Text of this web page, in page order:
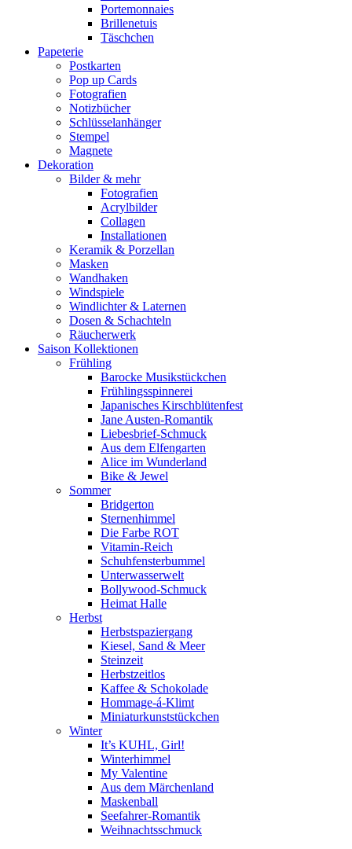
Portemonnaies
Brillenetuis
Täschchen
Papeterie
Postkarten
Pop up Cards
Fotografien
Notizbücher
Schlüsselanhänger
Stempel
Magnete
Dekoration
Bilder & mehr
Fotografien
Acrylbilder
Collagen
Installationen
Keramik & Porzellan
Masken
Wandhaken
Windspiele
Windlichter & Laternen
Dosen & Schachteln
Räucherwerk
Saison Kollektionen
Frühling
Barocke Musikstückchen
Frühlingsspinnerei
Japanisches Kirschblütenfest
Jane Austen-Romantik
Liebesbrief-Schmuck
Aus dem Elfengarten
Alice im Wunderland
Bike & Jewel
Sommer
Bridgerton
Sternenhimmel
Die Farbe ROT
Vitamin-Reich
Schuhfensterbummel
Unterwasserwelt
Bollywood-Schmuck
Heimat Halle
Herbst
Herbstspaziergang
Kiesel, Sand & Meer
Steinzeit
Herbstzeitlos
Kaffee & Schokolade
Hommage-á-Klimt
Miniaturkunststückchen
Winter
It’s KUHL, Girl!
Winterhimmel
My Valentine
Aus dem Märchenland
Maskenball
Seefahrer-Romantik
Weihnachtsschmuck